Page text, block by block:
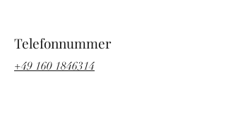
Telefonnummer
+49 160 1846314